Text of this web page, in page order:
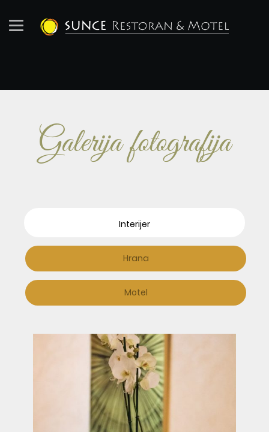
Galerija fotografija
Interijer
Hrana
Motel